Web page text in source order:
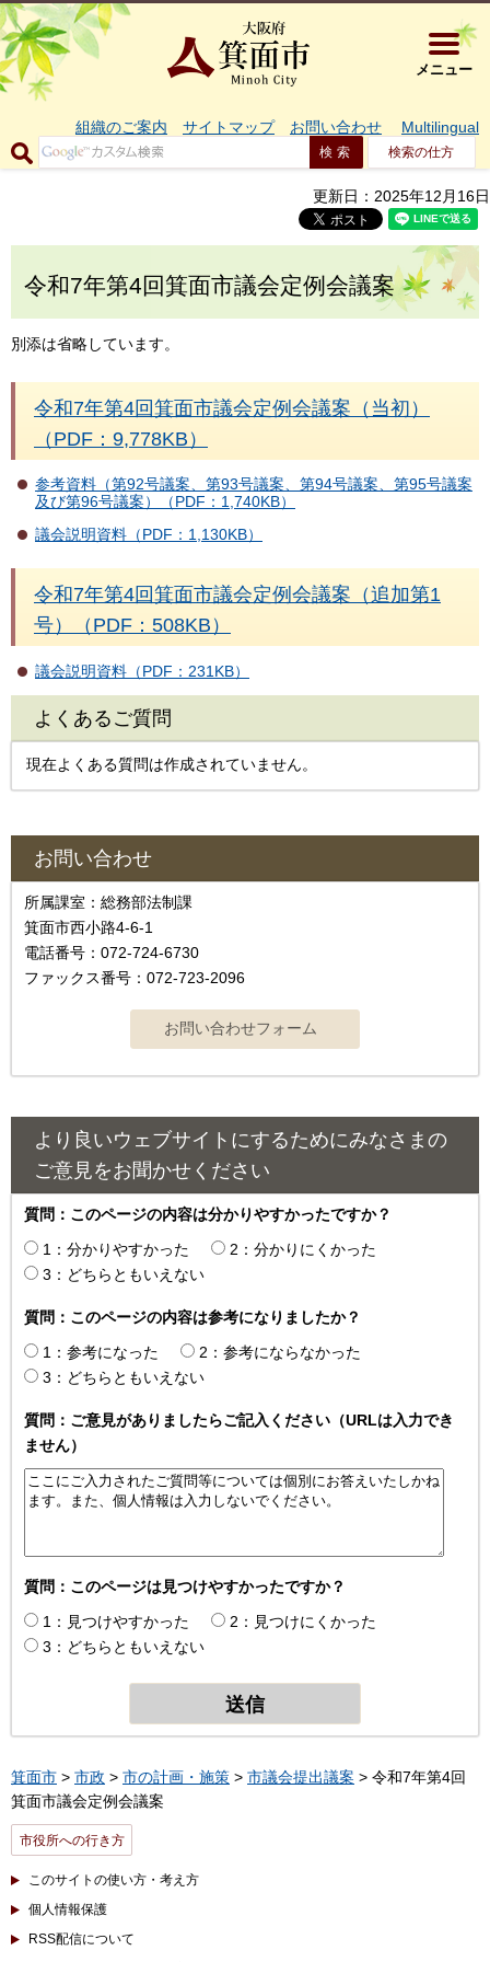
大阪府箕
メニュー
組織のご案内 サイトマップ お問い合わせ Multilingual
検索の仕方
更新日：2025年12月16日
令和7年第4回箕面市議会定例会議案
別添は省略しています。
令和7年第4回箕面市議会定例会議案（当初）
（PDF：9,778KB）
参考資料（第92号議案、第93号議案、第94号議案、第95号議案
及び第96号議案）（PDF：1,740KB）
議会説明資料（PDF：1,130KB）
令和7年第4回箕面市議会定例会議案（追加第1
号）（PDF：508KB）
議会説明資料（PDF：231KB）
よくあるご質問
現在よくある質問は作成されていません。
お問い合わせ
所属課室：総務部法制課
箕面市西小路4‐6‐1
電話番号：072-724-6730
ファックス番号：072-723-2096
より良いウェブサイトにするためにみなさまの
ご意見をお聞かせください
質問：このページの内容は分かりやすかったですか？
1：分かりやすかった
2：分かりにくかった
3：どちらともいえない
質問：このページの内容は参考になりましたか？
1：参考になった
2：参考にならなかった
3：どちらともいえない
質問：ご意見がありましたらご記入ください（URLは入力でき
ません）
質問：このページは見つけやすかったですか？
1：見つけやすかった
2：見つけにくかった
3：どちらともいえない
箕面市 > 市政 > 市の計画・施策 > 市議会提出議案 > 令和7年第4回
箕面市議会定例会議案
市役所への行き方
このサイトの使い方・考え方
個人情報保護
RSS配信について